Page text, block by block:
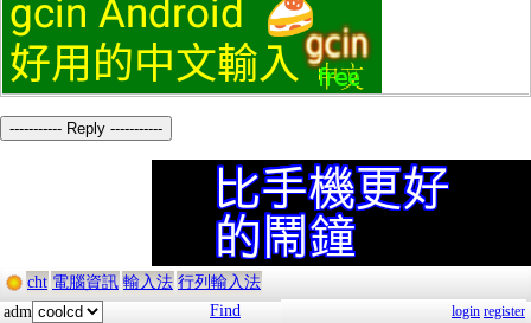
----------- Reply -----------
cht 電腦資訊 輸入法 行列輸入法
adm
Find login register